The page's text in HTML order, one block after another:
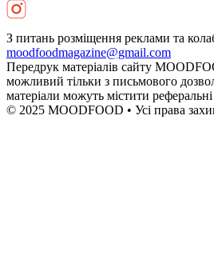
З питань розміщення реклами та
moodfoodmagazine@gmail.com
Передрук матеріалів сайту
можливий тільки з письмового
матеріали можуть містити
© 2025 MOODFOOD • Усі права